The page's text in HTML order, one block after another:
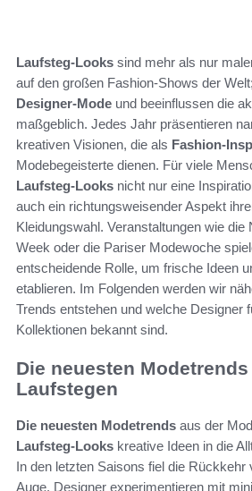
Laufsteg-Looks sind mehr als nur
auf den großen Fashion-Shows der
Designer-Mode und beeinflussen die
maßgeblich. Jedes Jahr präsentieren
kreativen Visionen, die als Fashion-
Modebegeisterte dienen. Für viele
Laufsteg-Looks nicht nur eine
auch ein richtungsweisender Aspekt
Kleidungswahl. Veranstaltungen wie die
Week oder die Pariser Modewoche
entscheidende Rolle, um frische Ideen
etablieren. Im Folgenden werden wir
Trends entstehen und welche Designer
Kollektionen bekannt sind.
Die neuesten
Laufstegen
Die neuesten Modetrends aus der
Laufsteg-Looks kreative Ideen in die
In den letzten Saisons fiel die Rückkehr
Auge. Designer experimentieren mit